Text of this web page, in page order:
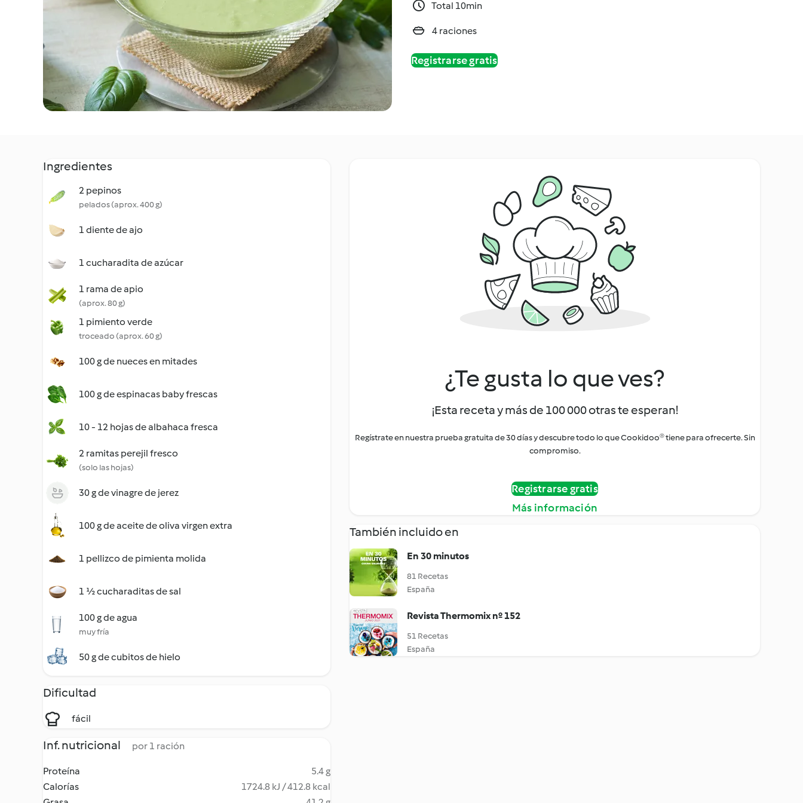
Total 10min
4 raciones
Registrarse gratis
Ingredientes
2 pepinos
pelados (aprox. 400 g)
1 diente de ajo
1 cucharadita de azúcar
1 rama de apio
(aprox. 80 g)
1 pimiento verde
troceado (aprox. 60 g)
100 g de nueces en mitades
100 g de espinacas baby frescas
10 - 12 hojas de albahaca fresca
2 ramitas perejil fresco
(solo las hojas)
30 g de vinagre de jerez
100 g de aceite de oliva virgen extra
1 pellizco de pimienta molida
1 ½ cucharaditas de sal
100 g de agua
muy fría
50 g de cubitos de hielo
Dificultad
fácil
Inf. nutricional por 1 ración
Proteína
5.4 g
Calorías
1724.8 kJ / 412.8 kcal
¿Te gusta lo que ves?
¡Esta receta y más de 100 000 otras te esperan!
Regístrate en nuestra prueba gratuita de 30 días y descubre todo lo que Cookidoo® tiene para ofrecerte. Sin
compromiso.
Registrarse gratis
Más información
También incluido en
En 30 minutos
81 Recetas
España
Revista Thermomix nº 152
51 Recetas
España